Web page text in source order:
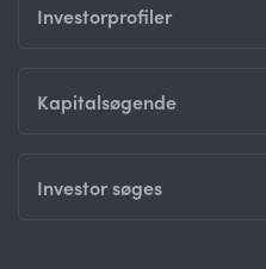
Investorprofiler
Kapitalsøgende
Investor søges